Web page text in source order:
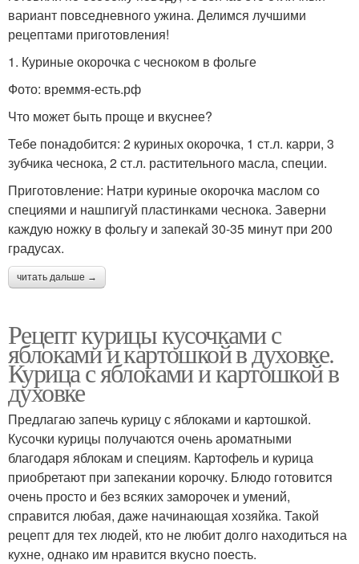
вариант повседневного ужина. Делимся лучшими
рецептами приготовления!
1. Куриные окорочка с чесноком в фольге
Фото: времмя-есть.рф
Что может быть проще и вкуснее?
Тебе понадобится: 2 куриных окорочка, 1 ст.л. карри, 3
зубчика чеснока, 2 ст.л. растительного масла, специи.
Приготовление: Натри куриные окорочка маслом со
специями и нашпигуй пластинками чеснока. Заверни
каждую ножку в фольгу и запекай 30-35 минут при 200
градусах.
читать дальше →
Рецепт курицы кусочками с
яблоками и картошкой в духовке.
Курица с яблоками и картошкой в
духовке
Предлагаю запечь курицу с яблоками и картошкой.
Кусочки курицы получаются очень ароматными
благодаря яблокам и специям. Картофель и курица
приобретают при запекании корочку. Блюдо готовится
очень просто и без всяких заморочек и умений,
справится любая, даже начинающая хозяйка. Такой
рецепт для тех людей, кто не любит долго находиться на
кухне, однако им нравится вкусно поесть.